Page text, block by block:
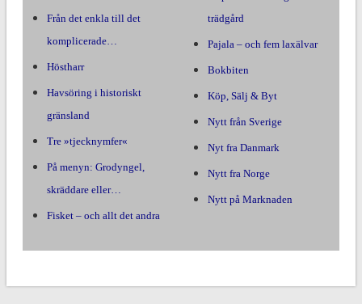
Från det enkla till det
komplicerade…
Höstharr
Havsöring i historiskt
gränsland
Tre »tjecknymfer«
På menyn: Grodyngel,
skräddare eller…
Fisket – och allt det andra
trädgård
Pajala – och fem laxälvar
Bokbiten
Köp, Sälj & Byt
Nytt från Sverige
Nyt fra Danmark
Nytt fra Norge
Nytt på Marknaden